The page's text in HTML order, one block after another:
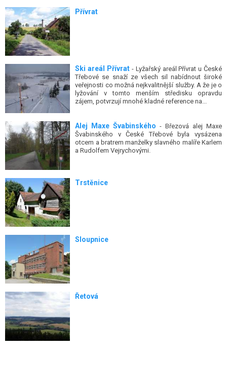
Přívrat
Ski areál Přívrat - Lyžařský areál Přívrat u České
Třebové se snaží ze všech sil nabídnout široké
veřejnosti co možná nejkvalitnější služby. A že je o
lyžování v tomto menším středisku opravdu
zájem, potvrzují mnohé kladné reference na...
Alej Maxe Švabinského - Březová alej Maxe
Švabinského v České Třebové byla vysázena
otcem a bratrem manželky slavného malíře Karlem
a Rudolfem Vejrychovými.
Trstěnice
Sloupnice
Řetová